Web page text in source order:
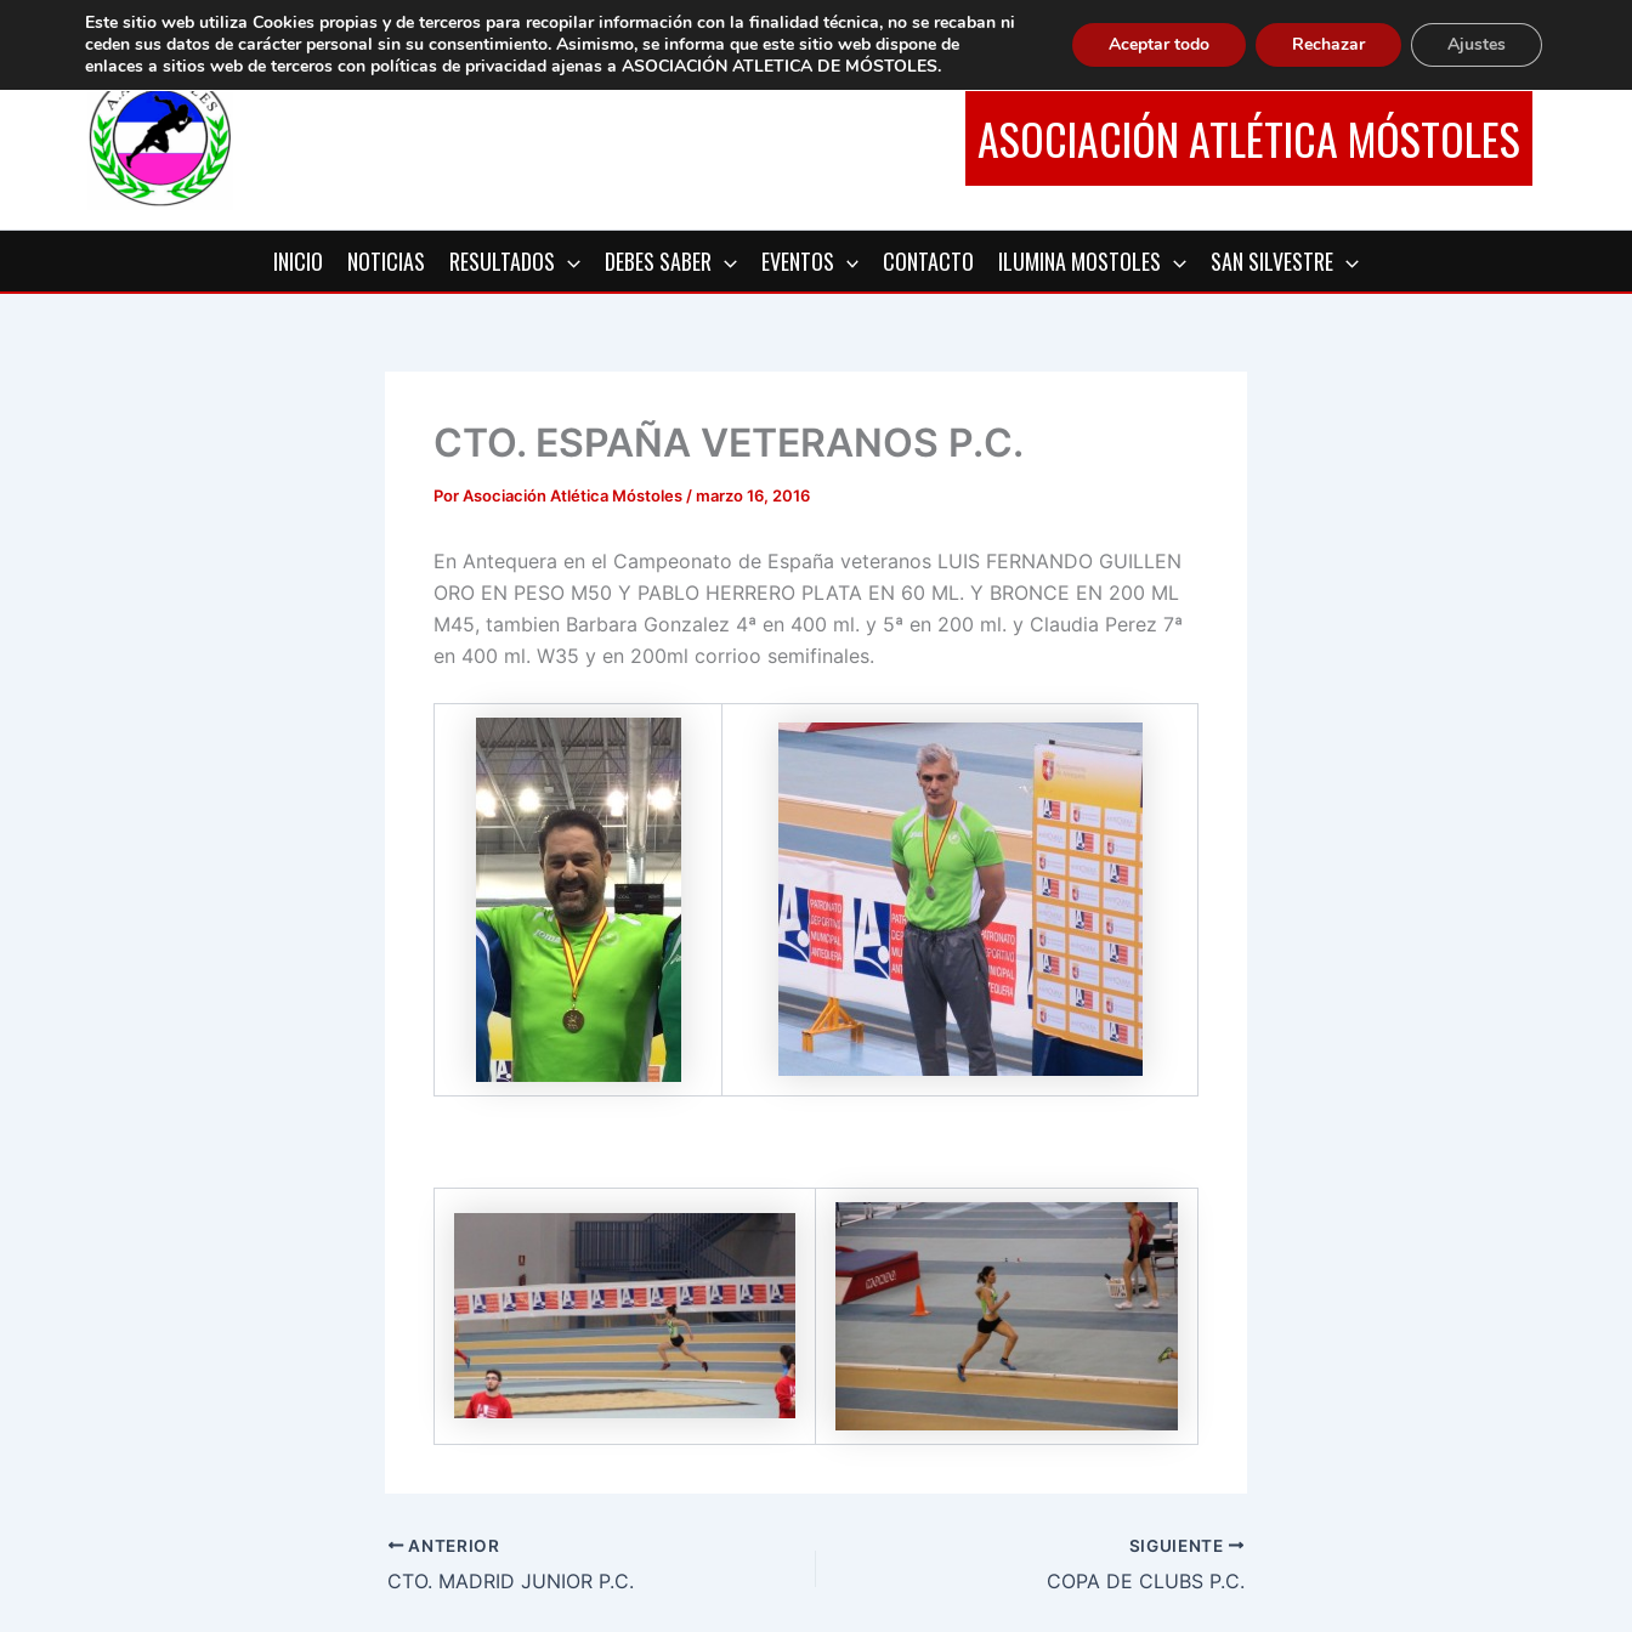
contenido
ASOCIACIÓN ATLÉTICA MÓSTOLES
INICIO NOTICIAS RESULTADOS DEBES SABER EVENTOS CONTACTO ILUMINA MOSTOLES SAN SILVESTRE
CTO. ESPAÑA VETERANOS P.C.
PorAsociación Atlética Móstoles /marzo 16, 2016
En Antequera en el Campeonato de España veteranos LUIS FERNANDO GUILLEN
ORO EN PESO M50 Y PABLO HERRERO PLATA EN 60 ML. Y BRONCE EN 200 ML
M45, tambien Barbara Gonzalez 4ª en 400 ml. y 5ª en 200 ml. y Claudia Perez 7ª
en 400 ml. W35 y en 200ml corrioo semifinales.
ANTERIOR
CTO. MADRID JUNIOR P.C.
SIGUIENTE
COPA DE CLUBS P.C.
Este sitio web utiliza Cookies propias y de terceros para recopilar información con la finalidad técnica, no se recaban ni
ceden sus datos de carácter personal sin su consentimiento. Asimismo, se informa que este sitio web dispone de
enlaces a sitios web de terceros con políticas de privacidad ajenas a ASOCIACIÓN ATLETICA DE MÓSTOLES.
Aceptar todo Rechazar Ajustes